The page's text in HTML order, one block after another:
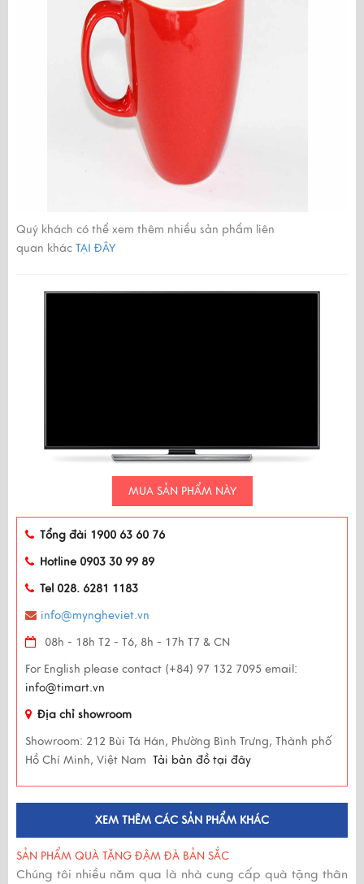
Quý khách có thể xem thêm nhiều sản phẩm liên
quan khác TẠI ĐÂY
MUA SẢN PHẨM NÀY
Tổng đài 1900 63 60 76
Hotline 0903 30 99 89
Tel 028. 6281 1183
info@myngheviet.vn
08h - 18h T2 - T6, 8h - 17h T7 & CN
For English please contact (+84) 97 132 7095 email:
info@timart.vn
Địa chỉ showroom
Showroom: 212 Bùi Tá Hán, Phường Bình Trưng, Thành phố
Hồ Chí Minh, Việt Nam Tải bản đồ tại đây
XEM THÊM CÁC SẢN PHẨM KHÁC
SẢN PHẨM QUÀ TẶNG ĐẬM ĐÀ BẢN SẮC
Chúng tôi nhiều năm qua là nhà cung cấp quà tặng thân